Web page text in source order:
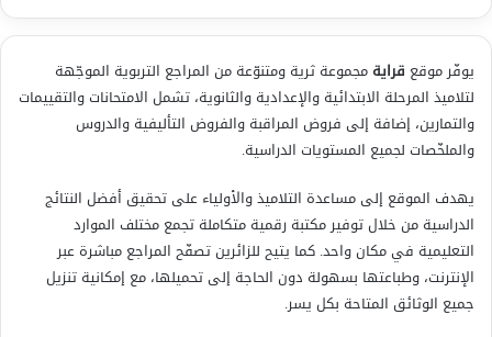
يوفّر موقع قرايةمجموعة ثرية ومتنوّعة من المراجع التربوية الموجّهة
لتلاميذ المرحلة الابتدائية والإعدادية والثانوية، تشمل الامتحانات والتقييمات
والتمارين، إضافة إلى فروض المراقبة والفروض التأليفية والدروس
والملخّصات لجميع المستويات الدراسية.
يهدف الموقع إلى مساعدة التلاميذ والأولياء على تحقيق أفضل النتائج
الدراسية من خلال توفير مكتبة رقمية متكاملة تجمع مختلف الموارد
التعليمية في مكان واحد. كما يتيح للزائرين تصفّح المراجع مباشرة عبر
الإنترنت، وطباعتها بسهولة دون الحاجة إلى تحميلها، مع إمكانية تنزيل
جميع الوثائق المتاحة بكل يسر.